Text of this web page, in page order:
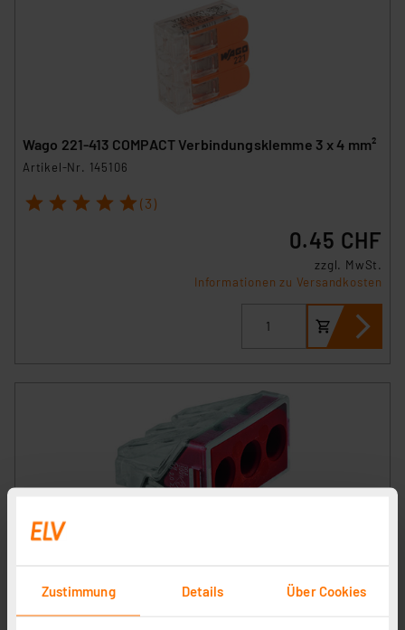
Zustimmung Details Über Cookies
Wago 221-413 COMPACT Verbindungsklemme 3 x 4 mm²
Artikel-Nr. 145106
1 2 3 4 5 (3)
0.45 CHF
zzgl. MwSt.
Informationen zu Versandkosten
Wago 10er-Pack Compact 773-173
Artikel-Nr. 117156
1 2 3 4 5